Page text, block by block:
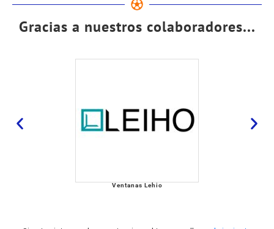
Gracias a nuestros colaboradores...
Ventanas Lehio